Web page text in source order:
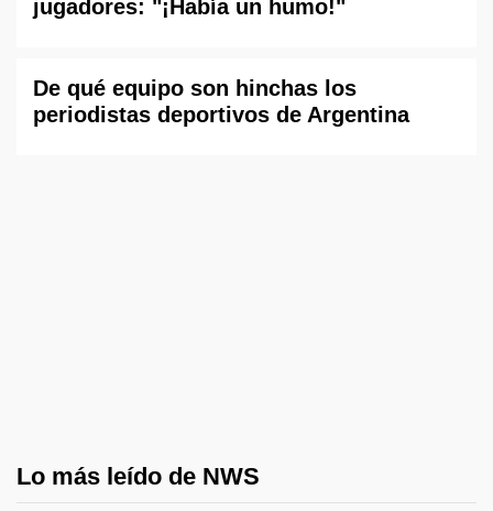
jugadores: "¡Había un humo!"
De qué equipo son hinchas los
periodistas deportivos de Argentina
Lo más leído de NWS